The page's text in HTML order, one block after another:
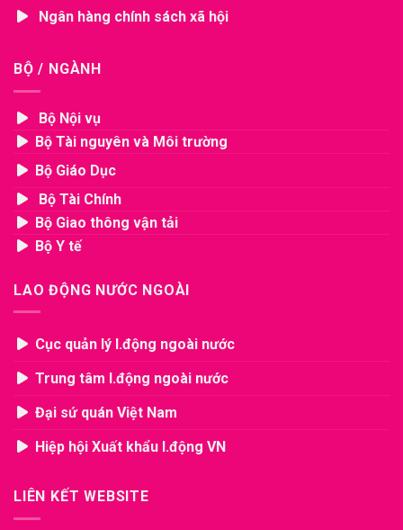
Ngân hàng chính sách xã hội
BỘ / NGÀNH
Bộ Nội vụ
Bộ Tài nguyên và Môi trường
Bộ Giáo Dục
Bộ Tài Chính
Bộ Giao thông vận tải
Bộ Y tế
LAO ĐỘNG NƯỚC NGOÀI
Cục quản lý l.động ngoài nước
Trung tâm l.động ngoài nước
Đại sứ quán Việt Nam
Hiệp hội Xuất khẩu l.động VN
LIÊN KẾT WEBSITE